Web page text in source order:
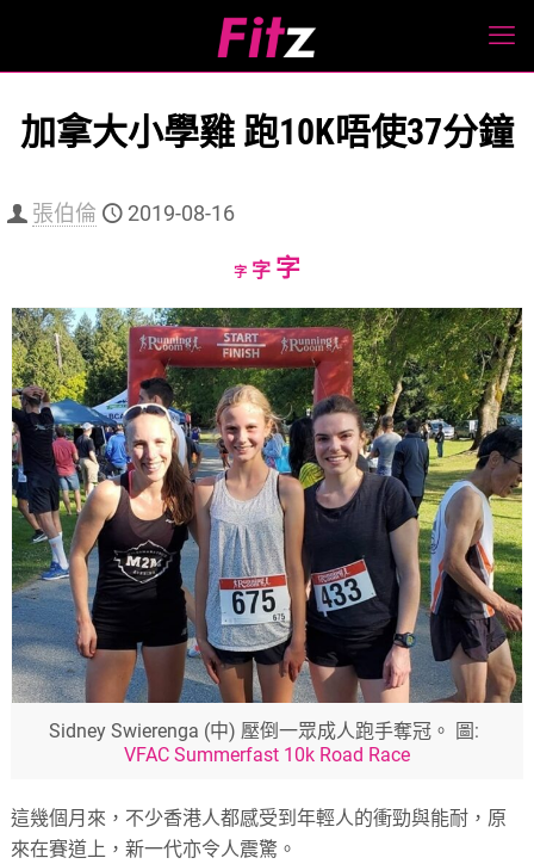
加拿大小學雞 跑10K唔使37分鐘
張伯倫 2019-08-16
字Decrease
size.
字Reset
size.
字Increase
size.
Sidney Swierenga (中) 壓倒一眾成人跑手奪冠。 圖:
VFAC Summerfast 10k Road Race
這幾個月來，不少香港人都感受到年輕人的衝勁與能耐，原
來在賽道上，新一代亦令人震驚。